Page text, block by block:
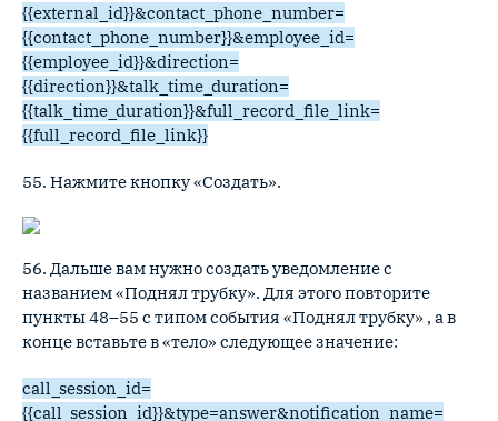
{{external_id}}&contact_phone_number=
{{contact_phone_number}}&employee_id=
{{employee_id}}&direction=
{{direction}}&talk_time_duration=
{{talk_time_duration}}&full_record_file_link=
{{full_record_file_link}}
55. Нажмите кнопку «Создать».
56. Дальше вам нужно создать уведомление с
названием «Поднял трубку». Для этого повторите
пункты 48–55 с типом события «Поднял трубку» , а в
конце вставьте в «тело» следующее значение:
call_session_id=
{{call_session_id}}&type=answer&notification_name=